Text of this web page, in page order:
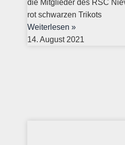
die Mitglieder des RSC
rot schwarzen Trikots
Weiterlesen »
14. August 2021